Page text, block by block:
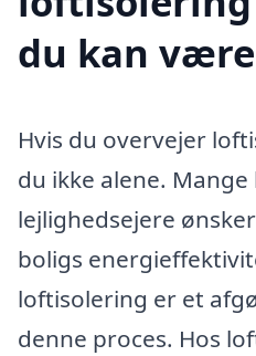
du kan
Hvis du overvejer
du ikke alene. Mange
lejlighedsejere
boligs
loftisolering er et
denne proces. Hos